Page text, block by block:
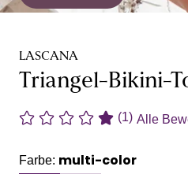
LASCANA
Triangel-Bikini-
(1) Alle
Farbe: multi-color